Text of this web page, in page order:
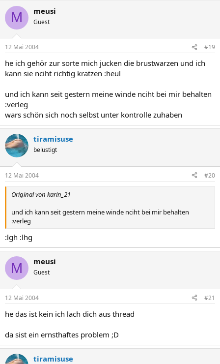
M meusi
Guest
12 Mai 2004 #19
he ich gehör zur sorte mich jucken die brustwarzen und ich
kann sie nciht richtig kratzen :heul
und ich kann seit gestern meine winde nciht bei mir behalten
:verleg
wars schön sich noch selbst unter kontrolle zuhaben
tiramisuse
belustigt
12 Mai 2004 #20
Original von karin_21
und ich kann seit gestern meine winde nciht bei mir behalten
:verleg
:lgh :lhg
M meusi
Guest
12 Mai 2004 #21
he das ist kein ich lach dich aus thread
da sist ein ernsthaftes problem ;D
tiramisuse